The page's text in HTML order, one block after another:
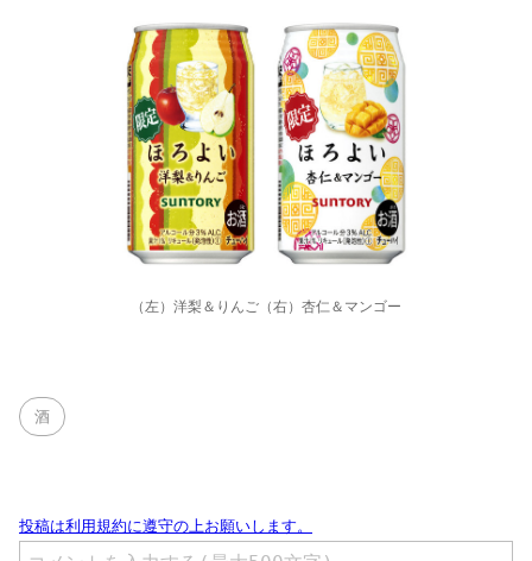
（左）洋梨＆りんご（右）杏仁＆マンゴー
酒